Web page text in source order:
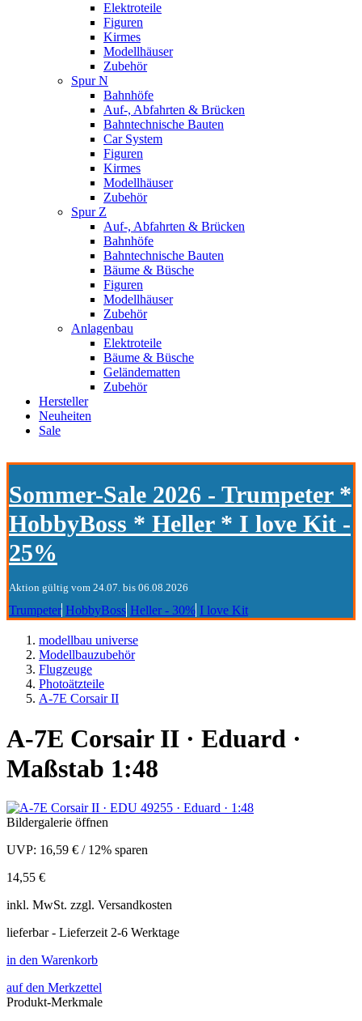
Elektroteile
Figuren
Kirmes
Modellhäuser
Zubehör
Spur N
Bahnhöfe
Auf-, Abfahrten & Brücken
Bahntechnische Bauten
Car System
Figuren
Kirmes
Modellhäuser
Zubehör
Spur Z
Auf-, Abfahrten & Brücken
Bahnhöfe
Bahntechnische Bauten
Bäume & Büsche
Figuren
Modellhäuser
Zubehör
Anlagenbau
Elektroteile
Bäume & Büsche
Geländematten
Zubehör
Hersteller
Neuheiten
Sale
Sommer-Sale 2026 - Trumpeter *
HobbyBoss * Heller * I love Kit -
25%
Aktion gültig vom 24.07. bis 06.08.2026
Trumpeter HobbyBoss Heller - 30% I love Kit
modellbau universe
Modellbauzubehör
Flugzeuge
Photoätzteile
A-7E Corsair II
A-7E Corsair II · Eduard ·
Maßstab 1:48
Bildergalerie öffnen
UVP: 16,59 € / 12% sparen
14,55 €
inkl. MwSt. zzgl. Versandkosten
lieferbar - Lieferzeit 2-6 Werktage
in den Warenkorb
auf den Merkzettel
Produkt-Merkmale